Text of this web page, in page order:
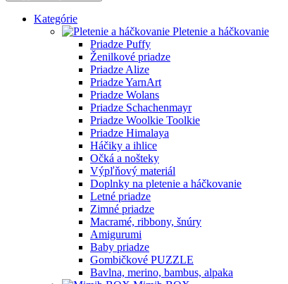
Kategórie
Pletenie a háčkovanie
Priadze Puffy
Ženilkové priadze
Priadze Alize
Priadze YarnArt
Priadze Wolans
Priadze Schachenmayr
Priadze Woolkie Toolkie
Priadze Himalaya
Háčiky a ihlice
Očká a nošteky
Výpľňový materiál
Doplnky na pletenie a háčkovanie
Letné priadze
Zimné priadze
Macramé, ribbony, šnúry
Amigurumi
Baby priadze
Gombičkové PUZZLE
Bavlna, merino, bambus, alpaka